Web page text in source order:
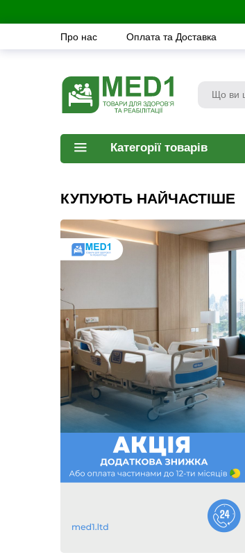
Про нас Оплата та Доставка
Категорії товарів
КУПУЮТЬ НАЙЧАСТІШЕ